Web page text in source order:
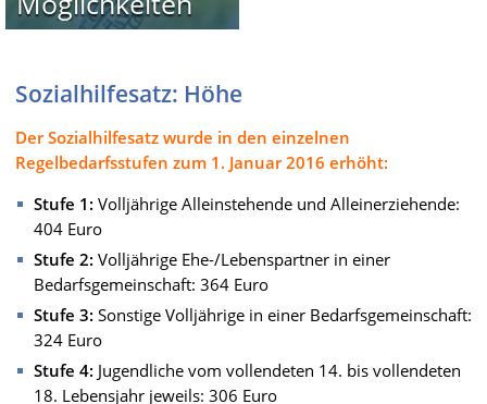
Sozialhilfesatz: Höhe
Der Sozialhilfesatz wurde in den einzelnen
Regelbedarfsstufen zum 1. Januar 2016 erhöht:
Stufe 1: Volljährige Alleinstehende und Alleinerziehende:
404 Euro
Stufe 2: Volljährige Ehe-/Lebenspartner in einer
Bedarfsgemeinschaft: 364 Euro
Stufe 3: Sonstige Volljährige in einer Bedarfsgemeinschaft:
324 Euro
Stufe 4: Jugendliche vom vollendeten 14. bis vollendeten
18. Lebensjahr jeweils: 306 Euro